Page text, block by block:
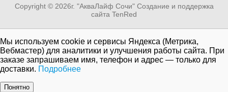
Copyright © 2026г. "АкваЛайф Сочи" Создание и поддержка
сайта TenRed
Мы используем cookie и сервисы Яндекса (Метрика,
Вебмастер) для аналитики и улучшения работы сайта. При
заказе запрашиваем имя, телефон и адрес — только для
доставки. Подробнее
Понятно